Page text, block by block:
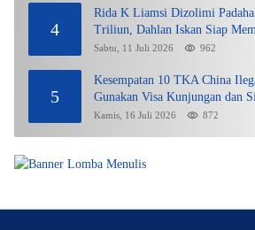
4
Rida K Liamsi Dizolimi
Triliun, Dahlan Iskan Siap
Sabtu, 11 Juli 2026 962
5
Kesempatan 10 TKA China
Gunakan Visa Kunjungan dan
Imigrasi Kepri?
Kamis, 16 Juli 2026 872